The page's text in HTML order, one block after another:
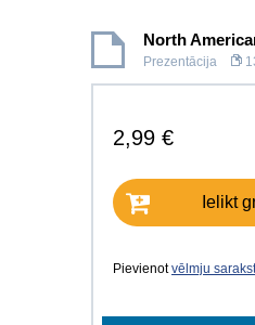
North
Prezentācija
2,99 €
Ielikt
Pievienotvēlmju